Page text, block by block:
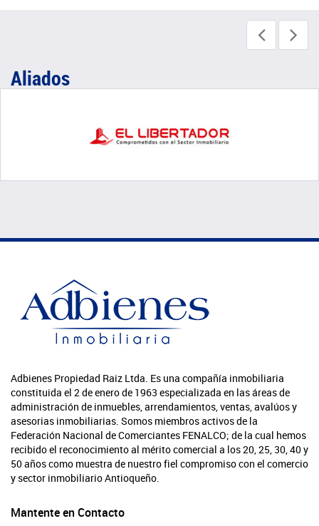
Aliados
Adbienes Propiedad Raiz Ltda. Es una compañía inmobiliaria
constituida el 2 de enero de 1963 especializada en las áreas de
administración de inmuebles, arrendamientos, ventas, avalúos y
asesorias inmobiliarias. Somos miembros activos de la
Federación Nacional de Comerciantes FENALCO; de la cual hemos
recibido el reconocimiento al mérito comercial a los 20, 25, 30, 40 y
50 años como muestra de nuestro fiel compromiso con el comercio
y sector inmobiliario Antioqueño.
Mantente en Contacto